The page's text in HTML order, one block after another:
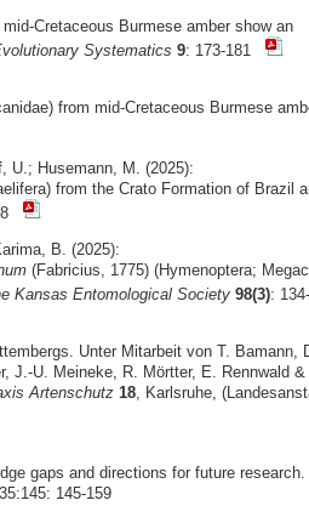
Cretaceous Burmese amber show an
Systematics 9: 173-181
from mid-Cretaceous Burmese
U.; Husemann, M. (2025):
from the Crato Formation of Brazil
B. (2025):
(Fabricius, 1775) (Hymenoptera;
Kansas Entomological Society 98(3):
Unter Mitarbeit von T. Bamann,
J.-U. Meineke, R. Mörtter, E. Rennwald &
Artenschutz 18, Karlsruhe,
gaps and directions for future research.
145-159